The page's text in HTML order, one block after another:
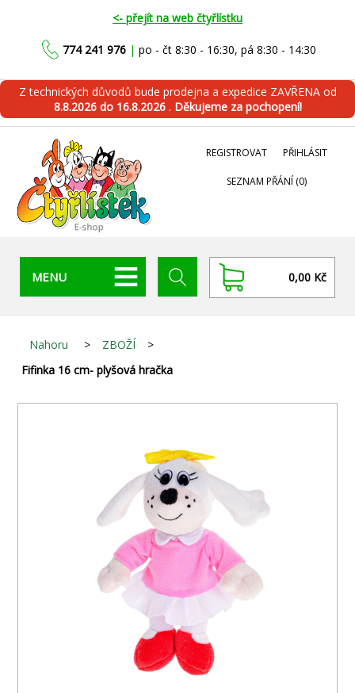
<- přejít na web čtyřlístku
774 241 976 | po - čt 8:30 - 16:30, pá 8:30 - 14:30
Z technických důvodů bude prodejna a expedice ZAVŘENA od
8.8.2026 do 16.8.2026 . Děkujeme za pochopení!
REGISTROVAT PŘIHLÁSIT
SEZNAM PŘÁNÍ (0)
MENU 0,00 Kč
Nahoru > ZBOŽÍ
>
Fifinka 16 cm- plyšová hračka